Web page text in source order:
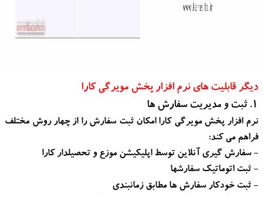
دیگر قابلیت های نرم افزار پخش مویرگی کارا
1. ثبت و مدیریت سفارش ها
نرم افزار پخش مویرگی کارا امکان ثبت سفارش را از چهار روش مختلف
فراهم می کند:
- سفارش گیری آنلاین توسط اپلیکیشن موزع و تحصیلدار کارا
- ثبت اتوماتیک سفارشها
- ثبت خودکار سفارش ها مطابق زمانبندی